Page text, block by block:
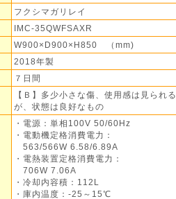
フクシマガリレイ
IMC-35QWFSAXR
W900×D900×H850 （mm)
2018年製
７日間
【Ｂ】多少小さな傷、使用感は見られる
が、状態は良好なもの
・電源：単相100V 50/60Hz
・電動機定格消費電力：
563/566W 6.58/6.89A
・電熱装置定格消費電力：
706W 7.06A
・冷却内容積：112L
・庫内温度：-25～15℃